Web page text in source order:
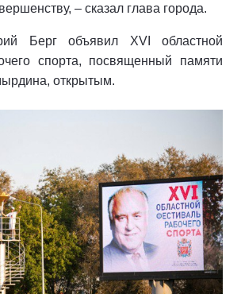
– сказал глава города.
Берг объявил XVI областной
спорта, посвященный памяти
открытым.